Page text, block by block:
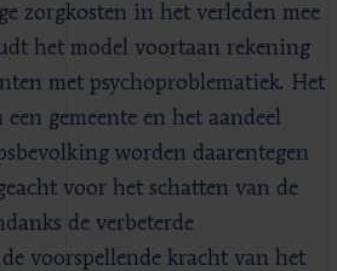
zorgkosten in het verleden mee
het model voortaan rekening
met psychoproblematiek. Het
gemeente en het aandeel
worden daarentegen
voor het schatten van de
de verbeterde
voorspellende kracht van het